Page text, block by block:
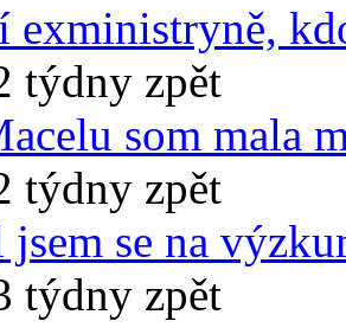
exministryně,
týdny zpět
som mala
týdny zpět
se na
týdny zpět